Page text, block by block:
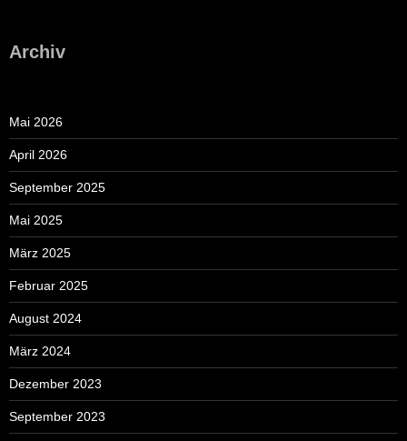
Archiv
Mai 2026
April 2026
September 2025
Mai 2025
März 2025
Februar 2025
August 2024
März 2024
Dezember 2023
September 2023